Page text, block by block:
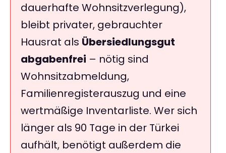
dauerhafte Wohnsitzverlegung),
bleibt privater, gebrauchter
Hausrat als Übersiedlungsgut
abgabenfrei – nötig sind
Wohnsitzabmeldung,
Familienregisterauszug und eine
wertmäßige Inventarliste. Wer sich
länger als 90 Tage in der Türkei
aufhält, benötigt außerdem die